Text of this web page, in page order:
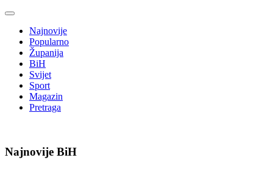
Najnovije
Popularno
Županija
BiH
Svijet
Sport
Magazin
Pretraga
Najnovije BiH